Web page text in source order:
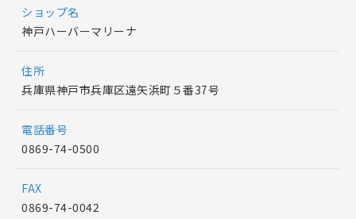
ショップ名
神戸ハーバーマリーナ
住所
兵庫県神戸市兵庫区遠矢浜町５番37号
電話番号
0869-74-0500
FAX
0869-74-0042